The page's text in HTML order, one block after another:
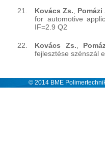
Kovács Zs.
Pomázi
for automotive
IF=2.9 Q2
Kovács Zs.
fejlesztése szénszál
© 2014 BME